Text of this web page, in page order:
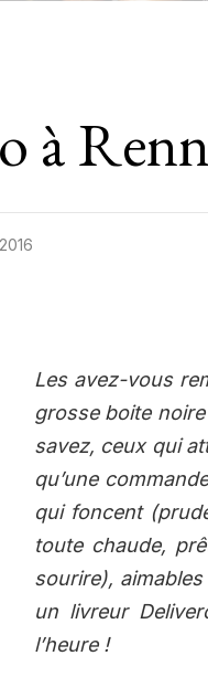
à
Les avez-vous
grosse boite
savez, ceux qui
qu’une
qui foncent
toute chaude,
sourire),
un livreur
l’heure !